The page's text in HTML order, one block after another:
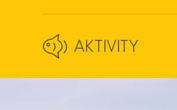
AKTIVITY